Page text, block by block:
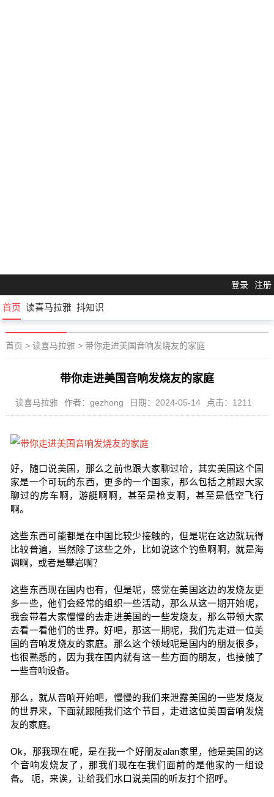
登录 注册
首页 读喜马拉雅 抖知识
首页 > 读喜马拉雅> 带你走进美国音响发烧友的家庭
带你走进美国音响发烧友的家庭
读喜马拉雅 作者：gezhong 日期：2024-05-14 点击：1211
好，随口说美国，那么之前也跟大家聊过哈，其实美国这个国
家是一个可玩的东西，更多的一个国家，那么包括之前跟大家
聊过的房车啊，游艇啊啊，甚至是枪支啊，甚至是低空飞行
啊。
这些东西可能都是在中国比较少接触的，但是呢在这边就玩得
比较普遍，当然除了这些之外，比如说这个钓鱼啊啊，就是海
调啊，或者是攀岩啊？
这些东西现在国内也有，但是呢，感觉在美国这边的发烧友更
多一些，他们会经常的组织一些活动，那么从这一期开始呢，
我会带着大家慢慢的去走进美国的一些发烧友，那么带领大家
去看一看他们的世界。好吧，那这一期呢，我们先走进一位美
国的音响发烧友的家庭。那么这个领域呢是国内的朋友很多，
也很熟悉的，因为我在国内就有这一些方面的朋友，也接触了
一些音响设备。
那么，就从音响开始吧，慢慢的我们来泄露美国的一些发烧友
的世界来，下面就跟随我们这个节目，走进这位美国音响发烧
友的家庭。
Ok，那我现在呢，是在我一个好朋友alan家里，他是美国的这
个音响发烧友了，那我们现在在我们面前的是他家的一组设
备。 呃，来诶，让给我们水口说美国的听友打个招呼。